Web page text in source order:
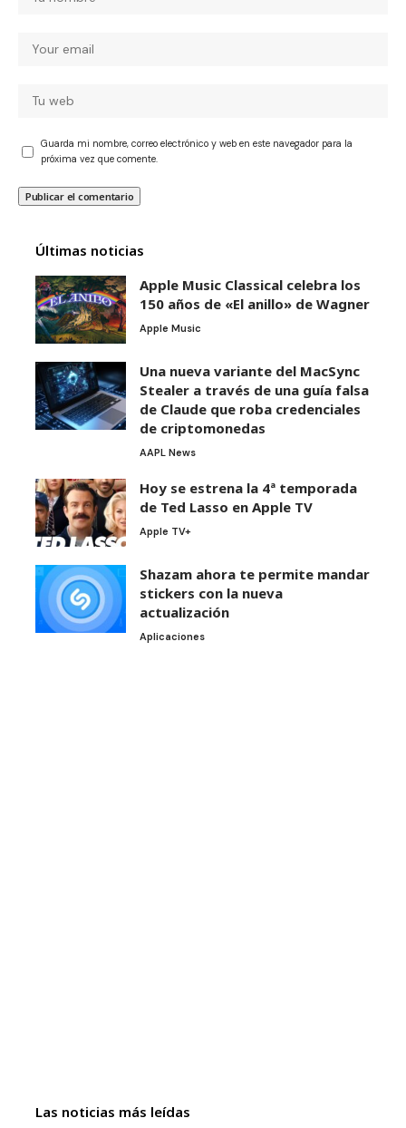
Guarda mi nombre, correo electrónico y web en este navegador para la
próxima vez que comente.
Últimas noticias
Apple Music Classical celebra los
150 años de «El anillo» de Wagner
Apple Music
Una nueva variante del MacSync
Stealer a través de una guía falsa
de Claude que roba credenciales
de criptomonedas
AAPL News
Hoy se estrena la 4ª temporada
de Ted Lasso en Apple TV
Apple TV+
Shazam ahora te permite mandar
stickers con la nueva
actualización
Aplicaciones
Las noticias más leídas